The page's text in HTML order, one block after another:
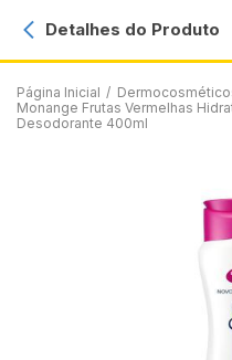
Página Inicial /
Monange Frutas Vermelhas
Desodorante 400ml
Detalhes do Produto